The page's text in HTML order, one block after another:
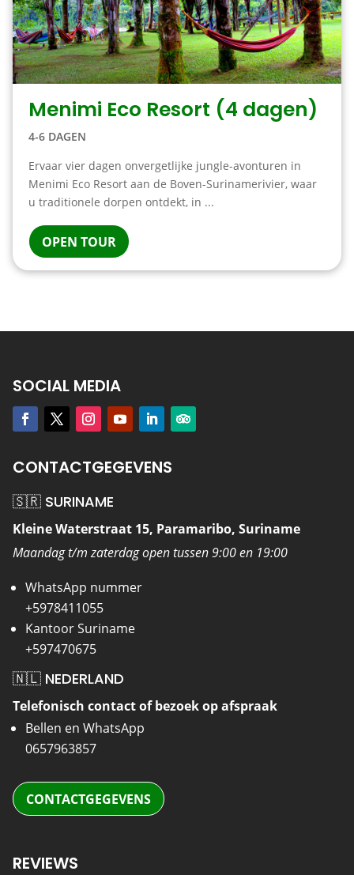
Menimi Eco Resort (4 dagen)
4-6 DAGEN
Ervaar vier dagen onvergetlijke jungle-avonturen in
Menimi Eco Resort aan de Boven-Surinamerivier, waar
u traditionele dorpen ontdekt, in ...
OPEN TOUR
SOCIAL MEDIA
CONTACTGEGEVENS
🇸🇷 SURINAME
Kleine Waterstraat 15, Paramaribo, Suriname
Maandag t/m zaterdag open tussen 9:00 en 19:00
WhatsApp nummer
+5978411055
Kantoor Suriname
+597470675
🇳🇱 NEDERLAND
Telefonisch contact of bezoek op afspraak
Bellen en WhatsApp
0657963857
CONTACTGEGEVENS
REVIEWS